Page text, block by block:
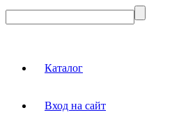
Каталог
Вход на сайт